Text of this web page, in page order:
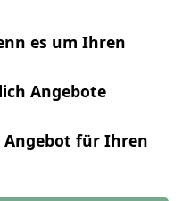
es um Ihren
Angebote
Angebot für Ihren